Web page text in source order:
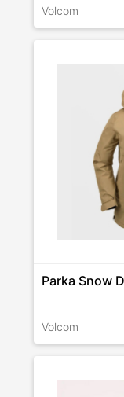
Volcom
Parka Snow
Volcom